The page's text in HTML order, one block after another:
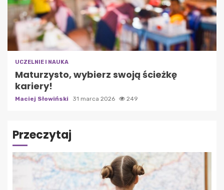
UCZELNIE I NAUKA
Maturzysto, wybierz swoją ścieżkę
kariery!
Maciej Słowiński 31 marca 2026 249
Przeczytaj